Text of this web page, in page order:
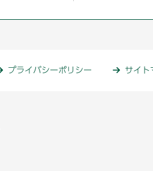
プライバシーポリシー サイト